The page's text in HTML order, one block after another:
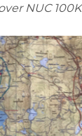
NUC 100K